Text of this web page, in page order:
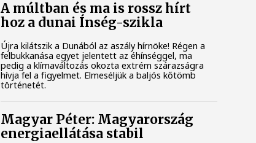
A múltban és ma is rossz hírt
hoz a dunai Ínség-szikla
Újra kilátszik a Dunából az aszály hírnöke! Régen a
felbukkanása egyet jelentett az éhínséggel, ma
pedig a klímaváltozás okozta extrém szárazságra
hívja fel a figyelmet. Elmeséljük a baljós kőtömb
történetét.
Magyar Péter: Magyarország
energiaellátása stabil